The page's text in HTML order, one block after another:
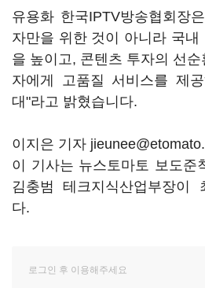
유용화 한국IPTV방송협회장
자만을 위한 것이 아니라 국내
을 높이고, 콘텐츠 투자의 선
자에게 고품질 서비스를 제
대"라고 밝혔습니다.
이지은 기자
이 기사는 뉴스토마토 보도준
김충범 테크지식산업부장이
다.